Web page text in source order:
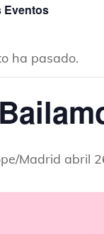
Eventos
ha pasado.
Madrid abril